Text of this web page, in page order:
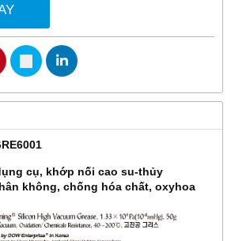
cụ, khớp nối cao su-thủy
không, chống hóa chất, oxyhoa